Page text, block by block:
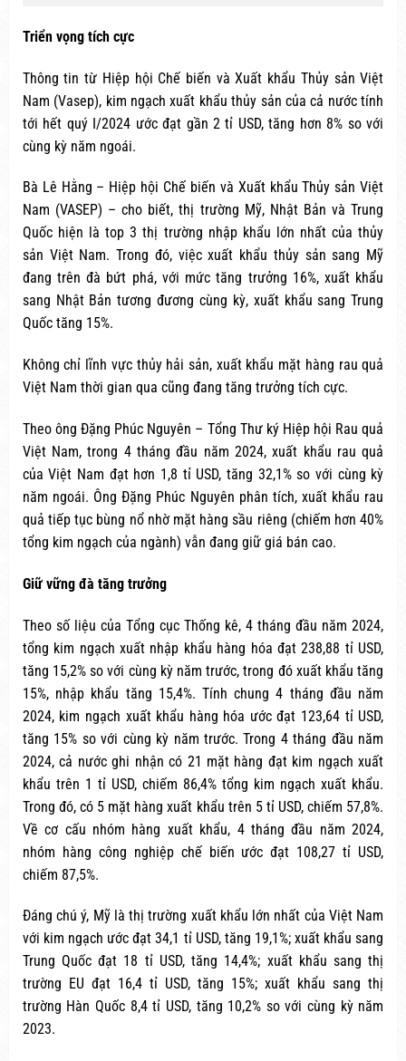
Triển vọng tích cực
Thông tin từ Hiệp hội Chế biến và Xuất khẩu Thủy sản Việt
Nam (Vasep), kim ngạch xuất khẩu thủy sản của cả nước tính
tới hết quý I/2024 ước đạt gần 2 tỉ USD, tăng hơn 8% so với
cùng kỳ năm ngoái.
Bà Lê Hằng – Hiệp hội Chế biến và Xuất khẩu Thủy sản Việt
Nam (VASEP) – cho biết, thị trường Mỹ, Nhật Bản và Trung
Quốc hiện là top 3 thị trường nhập khẩu lớn nhất của thủy
sản Việt Nam. Trong đó, việc xuất khẩu thủy sản sang Mỹ
đang trên đà bứt phá, với mức tăng trưởng 16%, xuất khẩu
sang Nhật Bản tương đương cùng kỳ, xuất khẩu sang Trung
Quốc tăng 15%.
Không chỉ lĩnh vực thủy hải sản, xuất khẩu mặt hàng rau quả
Việt Nam thời gian qua cũng đang tăng trưởng tích cực.
Theo ông Đặng Phúc Nguyên – Tổng Thư ký Hiệp hội Rau quả
Việt Nam, trong 4 tháng đầu năm 2024, xuất khẩu rau quả
của Việt Nam đạt hơn 1,8 tỉ USD, tăng 32,1% so với cùng kỳ
năm ngoái. Ông Đặng Phúc Nguyên phân tích, xuất khẩu rau
quả tiếp tục bùng nổ nhờ mặt hàng sầu riêng (chiếm hơn 40%
tổng kim ngạch của ngành) vẫn đang giữ giá bán cao.
Giữ vững đà tăng trưởng
Theo số liệu của Tổng cục Thống kê, 4 tháng đầu năm 2024,
tổng kim ngạch xuất nhập khẩu hàng hóa đạt 238,88 tỉ USD,
tăng 15,2% so với cùng kỳ năm trước, trong đó xuất khẩu tăng
15%, nhập khẩu tăng 15,4%. Tính chung 4 tháng đầu năm
2024, kim ngạch xuất khẩu hàng hóa ước đạt 123,64 tỉ USD,
tăng 15% so với cùng kỳ năm trước. Trong 4 tháng đầu năm
2024, cả nước ghi nhận có 21 mặt hàng đạt kim ngạch xuất
khẩu trên 1 tỉ USD, chiếm 86,4% tổng kim ngạch xuất khẩu.
Trong đó, có 5 mặt hàng xuất khẩu trên 5 tỉ USD, chiếm 57,8%.
Về cơ cấu nhóm hàng xuất khẩu, 4 tháng đầu năm 2024,
nhóm hàng công nghiệp chế biến ước đạt 108,27 tỉ USD,
chiếm 87,5%.
Đáng chú ý, Mỹ là thị trường xuất khẩu lớn nhất của Việt Nam
với kim ngạch ước đạt 34,1 tỉ USD, tăng 19,1%; xuất khẩu sang
Trung Quốc đạt 18 tỉ USD, tăng 14,4%; xuất khẩu sang thị
trường EU đạt 16,4 tỉ USD, tăng 15%; xuất khẩu sang thị
trường Hàn Quốc 8,4 tỉ USD, tăng 10,2% so với cùng kỳ năm
2023.